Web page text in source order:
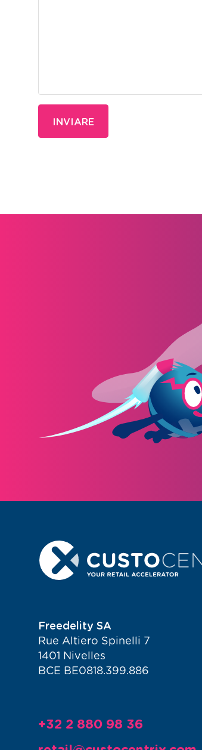
INVIARE
Freedelity SA
Rue Altiero Spinelli 7
1401 Nivelles
BCE BE0818.399.886
+32 2 880 98 36